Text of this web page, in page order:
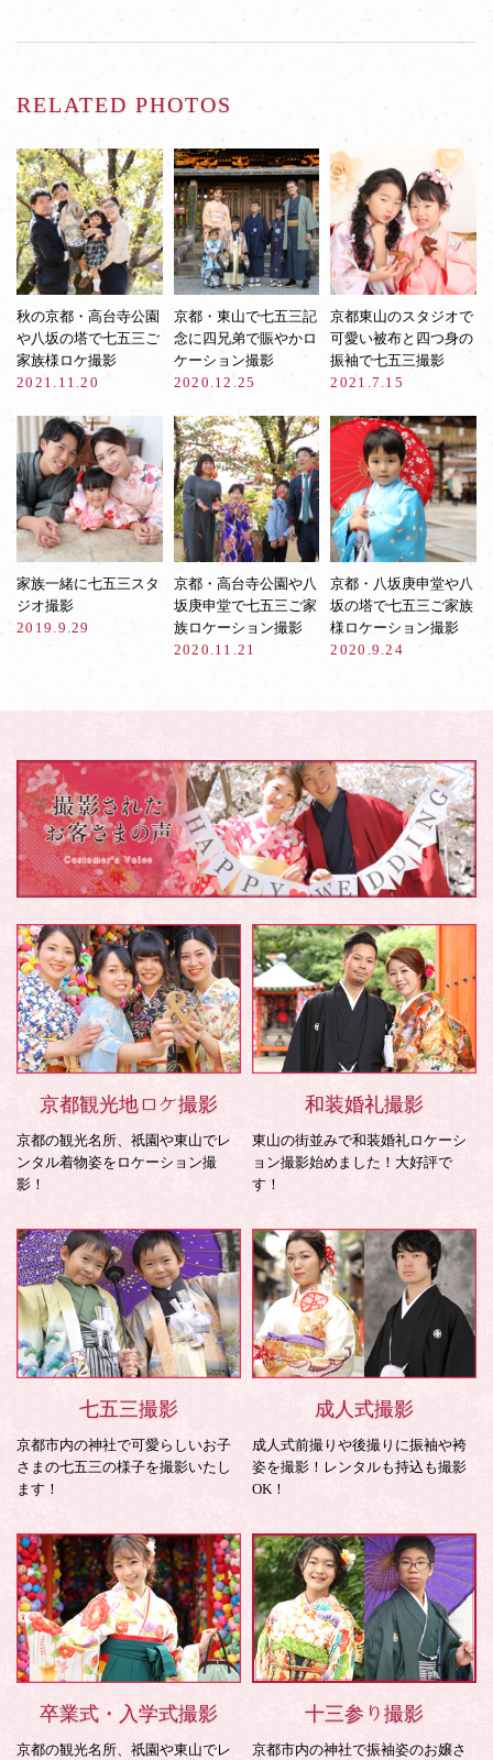
RELATED PHOTOS
秋の京都・高台寺公園
や八坂の塔で七五三ご
家族様ロケ撮影
2021.11.20
京都・東山で七五三記
念に四兄弟で賑やかロ
ケーション撮影
2020.12.25
京都東山のスタジオで
可愛い被布と四つ身の
振袖で七五三撮影
2021.7.15
家族一緒に七五三スタ
ジオ撮影
2019.9.29
京都・高台寺公園や八
坂庚申堂で七五三ご家
族ロケーション撮影
2020.11.21
京都・八坂庚申堂や八
坂の塔で七五三ご家族
様ロケーション撮影
2020.9.24
京都観光地ロケ撮影
京都の観光名所、祇園や東山でレ
ンタル着物姿をロケーション撮
影！
和装婚礼撮影
東山の街並みで和装婚礼ロケーシ
ョン撮影始めました！大好評で
す！
七五三撮影
京都市内の神社で可愛らしいお子
さまの七五三の様子を撮影いたし
ます！
成人式撮影
成人式前撮りや後撮りに振袖や袴
姿を撮影！レンタルも持込も撮影
OK！
卒業式・入学式撮影
京都の観光名所、祇園や東山でレ
十三参り撮影
京都市内の神社で振袖姿のお嬢さ